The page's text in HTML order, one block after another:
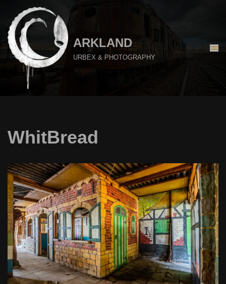
Aller
au
contenu
ARKLAND
URBEX & PHOTOGRAPHY
WhitBread